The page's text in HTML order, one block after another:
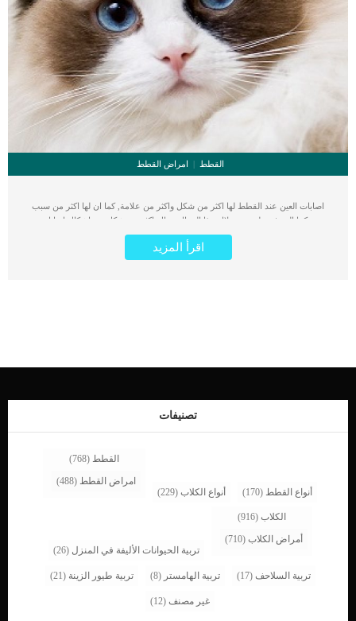
القطط امراض القطط
اصابات العين عند القطط لها اكثر من شكل واكثر من علامة, كما ان لها اكثر من سبب
يمكننا التعرف عليه من خلال هذا المقال. هناك اكثر من شكل من اشكال اصابات
ويتراوحون ما بين البسيطة وشديدة الخطورة. الإصابة المخترقة هي جرح أو جسم غريب
يدخل العين ولكنه لا يمر بالكامل عبر القرنية أو الصلبة. كما ان هناك بعض الاصابات شديدة
الخطورة التى تخترق العين والتى تفقد للعين بصرها. اقرا ايضا: استئصال عدسة العين عند
اقرأ المزيد
تصنيفات
أنواع القطط (170) أنواع الكلاب (229)
القطط (768)
امراض القطط (488)
الكلاب (916)
أمراض الكلاب (710)
تربية الحيوانات الأليفة في المنزل (26)
تربية السلاحف (17) تربية الهامستر (8) تربية طيور الزينة (21)
غير مصنف (12)